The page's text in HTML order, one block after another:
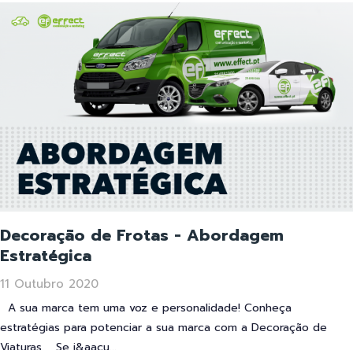
Decoração de Frotas - Abordagem
Estratégica
11 Outubro 2020
A sua marca tem uma voz e personalidade! Conheça
estratégias para potenciar a sua marca com a Decoração de